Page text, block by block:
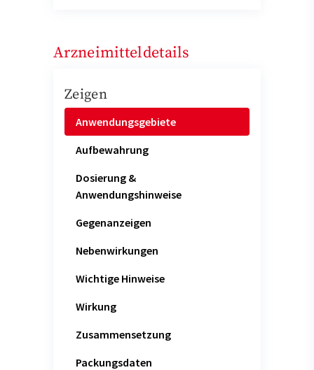
Arzneimitteldetails
Zeigen
Anwendungsgebiete
Aufbewahrung
Dosierung &
Anwendungshinweise
Gegenanzeigen
Nebenwirkungen
Wichtige Hinweise
Wirkung
Zusammensetzung
Packungsdaten